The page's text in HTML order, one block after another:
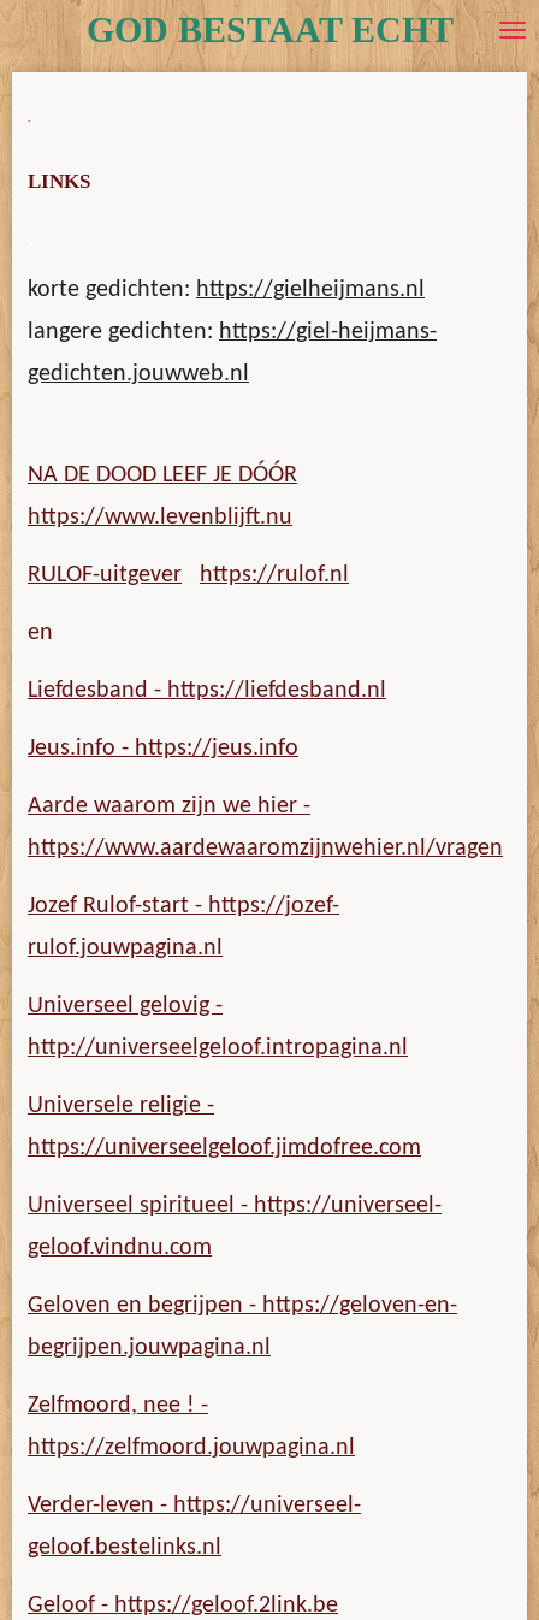
GOD BESTAAT ECHT
.
LINKS
korte gedichten: https://gielheijmans.nl
langere gedichten: https://giel-heijmans-
gedichten.jouwweb.nl
NA DE DOOD LEEF JE DÓÓR
https://www.levenblijft.nu
RULOF-uitgever https://rulof.nl
en
Liefdesband - https://liefdesband.nl
Jeus.info - https://jeus.info
Aarde waarom zijn we hier -
https://www.aardewaaromzijnwehier.nl/vragen
Jozef Rulof-start - https://jozef-
rulof.jouwpagina.nl
Universeel gelovig -
http://universeelgeloof.intropagina.nl
Universele religie -
https://universeelgeloof.jimdofree.com
Universeel spiritueel - https://universeel-
geloof.vindnu.com
Geloven en begrijpen - https://geloven-en-
begrijpen.jouwpagina.nl
Zelfmoord, nee ! -
https://zelfmoord.jouwpagina.nl
Verder-leven - https://universeel-
geloof.bestelinks.nl
Geloof - https://geloof.2link.be